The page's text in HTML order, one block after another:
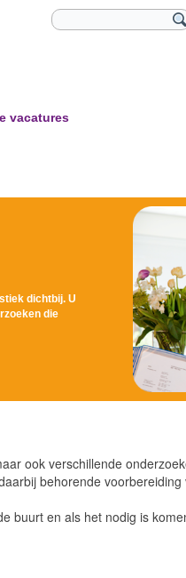
vacatures
dichtbij. U
die
ook verschillende
behorende
buurt en als het nodig is